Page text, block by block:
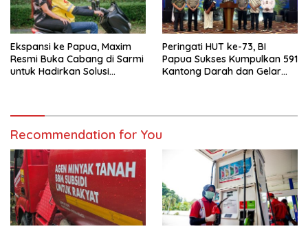
Ekspansi ke Papua, Maxim
Resmi Buka Cabang di Sarmi
untuk Hadirkan Solusi
Peringati HUT ke-73, BI
Papua Sukses Kumpulkan 591
Kantong Darah dan Gelar
Recommendation for You